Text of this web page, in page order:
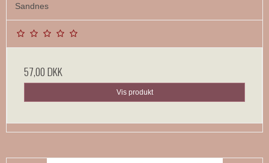
Sandnes
57,00 DKK
Vis produkt